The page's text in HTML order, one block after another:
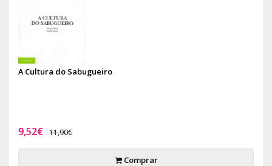
A Cultura do Sabugueiro
9,52€ 11,90€
Comprar